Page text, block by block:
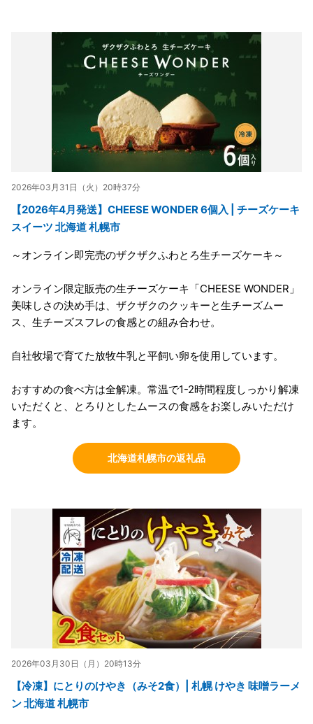
2026年03月31日（火）20時37分
【2026年4月発送】CHEESE WONDER 6個入 | チーズケーキ
スイーツ 北海道 札幌市
～オンライン即完売のザクザクふわとろ生チーズケーキ～
オンライン限定販売の生チーズケーキ「CHEESE WONDER」
美味しさの決め手は、ザクザクのクッキーと生チーズムー
ス、生チーズスフレの食感との組み合わせ。
自社牧場で育てた放牧牛乳と平飼い卵を使用しています。
おすすめの食べ方は全解凍。常温で1-2時間程度しっかり解凍
いただくと、とろりとしたムースの食感をお楽しみいただけ
ます。
北海道札幌市の返礼品
2026年03月30日（月）20時13分
【冷凍】にとりのけやき（みそ2食）| 札幌 けやき 味噌ラーメ
ン 北海道 札幌市